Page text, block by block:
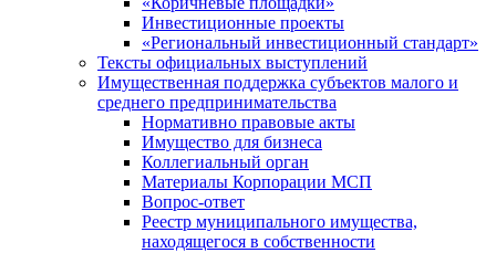
Инвестиционные проекты
«Региональный инвестиционный стандарт»
Тексты официальных выступлений
Имущественная поддержка субъектов малого и
среднего предпринимательства
Нормативно правовые акты
Имущество для бизнеса
Коллегиальный орган
Материалы Корпорации МСП
Вопрос-ответ
Реестр муниципального имущества,
находящегося в собственности